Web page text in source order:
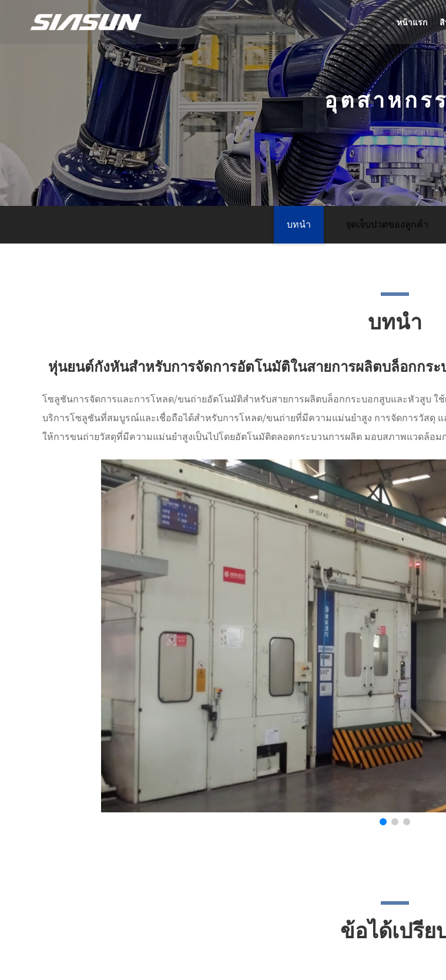
หน้าแรก
อุตสาหกร
บทนำ จุดเจ็บปวดของลูกค้า
บทนำ
หุ่นยนต์กังหันสำหรับการจัดการอัตโนมัติในสายการผลิตบล็อกกร
โซลูชันการจัดการและการโหลด/ขนถ่ายอัตโนมัติสำหรับสายการผลิตบล็อกกระบอกสูบและหัวสูบ
บริการโซลูชันที่สมบูรณ์และเชื่อถือได้สำหรับการโหลด/ขนถ่ายที่มีความแม่นยำสูง การจัดการวัสดุ
ให้การขนถ่ายวัสดุที่มีความแม่นยำสูงเป็นไปโดยอัตโนมัติตลอดกระบวนการผลิต มอบสภาพแวดล้
ข้อได้เปรีย